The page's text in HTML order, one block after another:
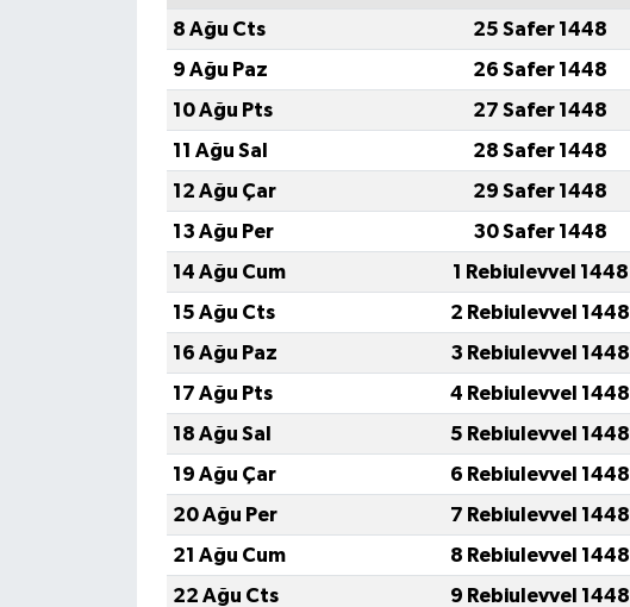
8 Ağu Cts
25 Safer 1448
9 Ağu Paz
26 Safer 1448
10 Ağu Pts
27 Safer 1448
11 Ağu Sal
28 Safer 1448
12 Ağu Çar
29 Safer 1448
13 Ağu Per
30 Safer 1448
14 Ağu Cum
1 Rebiulevvel 1448
15 Ağu Cts
2 Rebiulevvel 1448
16 Ağu Paz
3 Rebiulevvel 1448
17 Ağu Pts
4 Rebiulevvel 1448
18 Ağu Sal
5 Rebiulevvel 1448
19 Ağu Çar
6 Rebiulevvel 1448
20 Ağu Per
7 Rebiulevvel 1448
21 Ağu Cum
8 Rebiulevvel 1448
22 Ağu Cts
9 Rebiulevvel 1448